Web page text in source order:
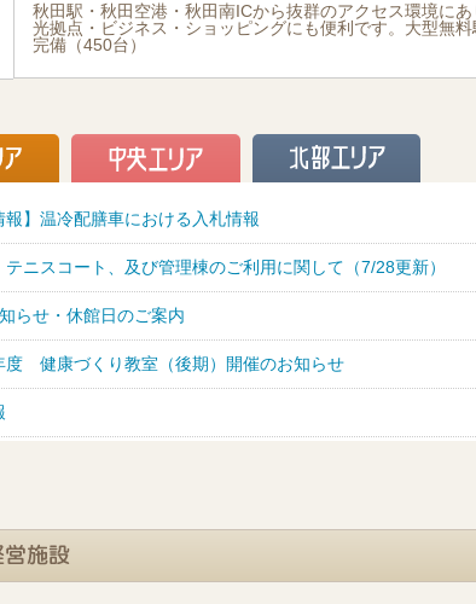
秋田駅・秋田空港・秋田南ICから抜群のアクセス環境にあ
光拠点・ビジネス・ショッピングにも便利です。大型無
完備（450台）
報】温冷配膳車における入札情報
テニスコート、及び管理棟のご利用に関して（7/28更新）
らせ・休館日のご案内
度 健康づくり教室（後期）開催のお知らせ